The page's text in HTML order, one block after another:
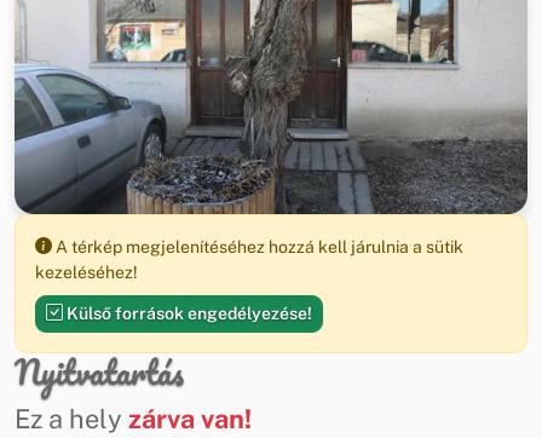
A térkép megjelenítéséhez hozzá kell járulnia a sütik
kezeléséhez!
Külső források engedélyezése!
Nyitvatartás
Ez a hely zárva van!